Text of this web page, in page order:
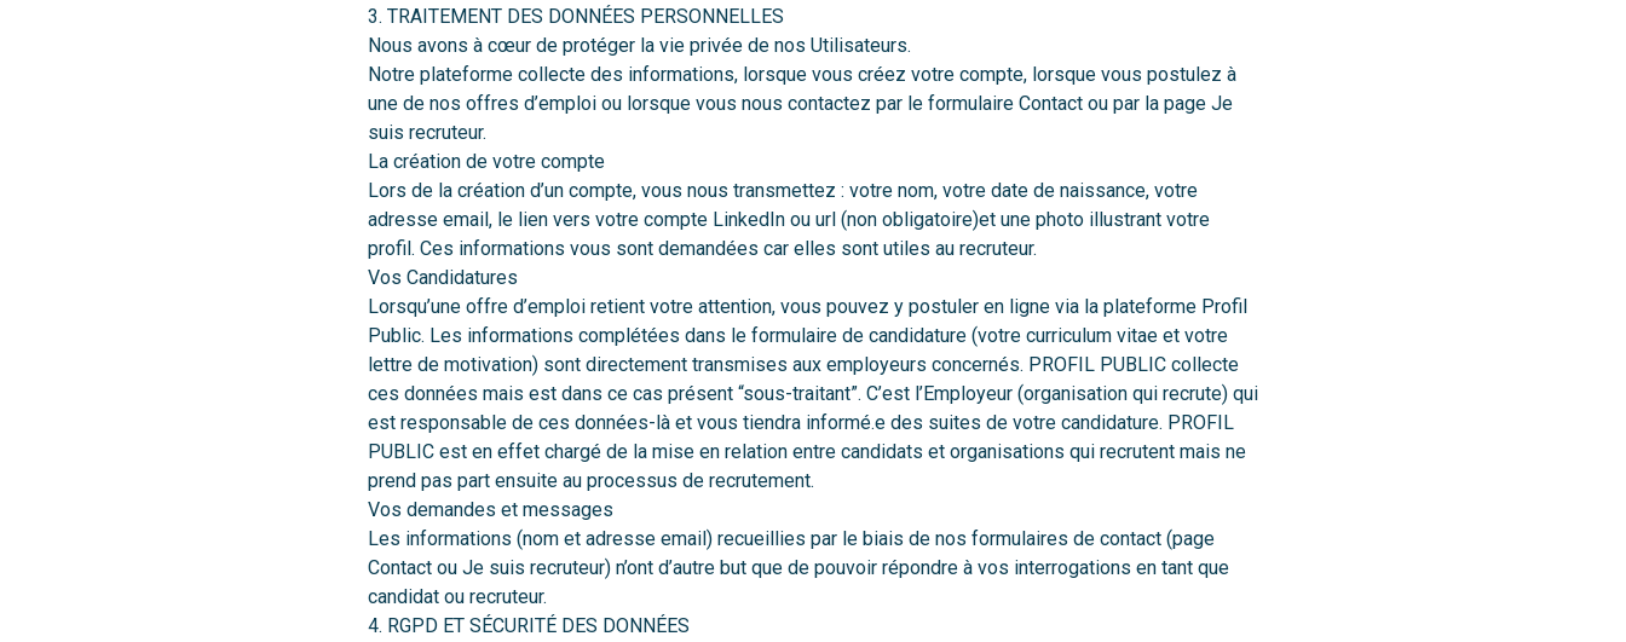
3. TRAITEMENT DES DONNÉES PERSONNELLES
Nous avons à cœur de protéger la vie privée de nos Utilisateurs.
Notre plateforme collecte des informations, lorsque vous créez votre compte, lorsque vous postulez à
une de nos offres d’emploi ou lorsque vous nous contactez par le formulaire Contact ou par la page Je
suis recruteur.
La création de votre compte
Lors de la création d’un compte, vous nous transmettez : votre nom, votre date de naissance, votre
adresse email, le lien vers votre compte LinkedIn ou url (non obligatoire)et une photo illustrant votre
profil. Ces informations vous sont demandées car elles sont utiles au recruteur.
Vos Candidatures
Lorsqu’une offre d’emploi retient votre attention, vous pouvez y postuler en ligne via la plateforme Profil
Public. Les informations complétées dans le formulaire de candidature (votre curriculum vitae et votre
lettre de motivation) sont directement transmises aux employeurs concernés. PROFIL PUBLIC collecte
ces données mais est dans ce cas présent “sous-traitant”. C’est l’Employeur (organisation qui recrute) qui
est responsable de ces données-là et vous tiendra informé.e des suites de votre candidature. PROFIL
PUBLIC est en effet chargé de la mise en relation entre candidats et organisations qui recrutent mais ne
prend pas part ensuite au processus de recrutement.
Vos demandes et messages
Les informations (nom et adresse email) recueillies par le biais de nos formulaires de contact (page
Contact ou Je suis recruteur) n’ont d’autre but que de pouvoir répondre à vos interrogations en tant que
candidat ou recruteur.
4. RGPD ET SÉCURITÉ DES DONNÉES